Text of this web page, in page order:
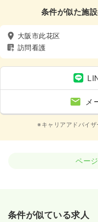
条件が似た施
大阪市此花区
訪問看護
メ
※キャリアアドバイ
ペー
条件が似ている求人